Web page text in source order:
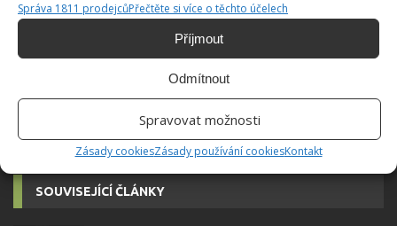
Správa 1811 prodejcůPřečtěte si více o těchto účelech
Příjmout
Odmítnout
Spravovat možnosti
Zásady cookiesZásady používání cookiesKontakt
univerzity, který je již od malička
možné najít v j...
SOUVISEJÍCÍ ČLÁNKY